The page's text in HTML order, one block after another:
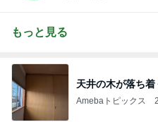
もっと見る
天井の木が落ち
Amebaトピックス